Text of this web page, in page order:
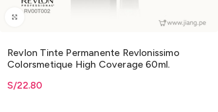
Revlon Tinte Permanente Revlonissimo
Colorsmetique High Coverage 60ml.
S/22.80
S/22.80